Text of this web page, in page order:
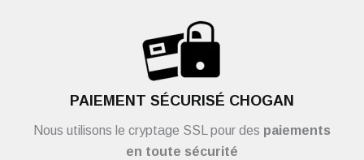
PAIEMENT SÉCURISÉ CHOGAN
Nous utilisons le cryptage SSL pour des paiements
en toute sécurité